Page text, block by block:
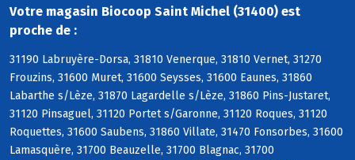
Votre magasin Biocoop Saint Michel (31400) est
proche de :
31190 Labruyère-Dorsa, 31810 Venerque, 31810 Vernet, 31270
Frouzins, 31600 Muret, 31600 Seysses, 31600 Eaunes, 31860
Labarthe s/Lèze, 31870 Lagardelle s/Lèze, 31860 Pins-Justaret,
31120 Pinsaguel, 31120 Portet s/Garonne, 31120 Roques, 31120
Roquettes, 31600 Saubens, 31860 Villate, 31470 Fonsorbes, 31600
Lamasquère, 31700 Beauzelle, 31700 Blagnac, 31700